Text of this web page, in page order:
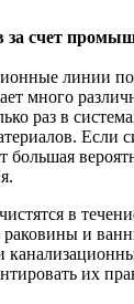
за счет
линии
много
раз в
Если
большая
в
раковины и
и
их